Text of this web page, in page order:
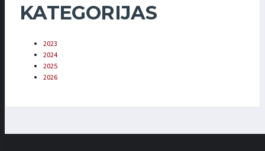
KATEGORIJAS
2023
2024
2025
2026